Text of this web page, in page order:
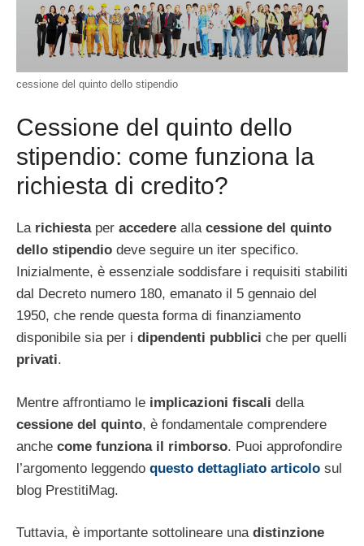
cessione del quinto dello stipendio
Cessione del quinto dello
stipendio: come funziona la
richiesta di credito?
La richiestaper accedere alla cessione del quinto
dello stipendio deve seguire un iter specifico.
Inizialmente, è essenziale soddisfare i requisiti stabiliti
dal Decreto numero 180, emanato il 5 gennaio del
1950, che rende questa forma di finanziamento
disponibile sia per i dipendenti pubblici che per quelli
privati.
Mentre affrontiamo le implicazioni fiscali della
cessione del quinto, è fondamentale comprendere
anche come funziona il rimborso. Puoi approfondire
l’argomento leggendo questo dettagliato articolo sul
blog PrestitiMag.
Tuttavia, è importante sottolineare una distinzione